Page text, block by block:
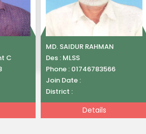
C
MD. SAIDUR RAHMAN
Des : MLSS
Phone : 01746783566
Join Date :
District :
Details